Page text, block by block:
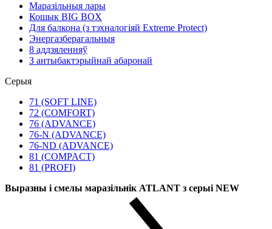
Маразільныя лары
Кошык BIG BOX
Для балкона (з тэхналогіяй Extreme Protect)
Энергазберагальныя
8 аддзяленняў
З антыбактэрыйнай абаронай
Серыя
71 (SOFT LINE)
72 (COMFORT)
76 (ADVANCE)
76-N (ADVANCE)
76-ND (ADVANCE)
81 (COMPACT)
81 (PROFI)
Выразны і смелы маразільнік ATLANT з серыі NEW